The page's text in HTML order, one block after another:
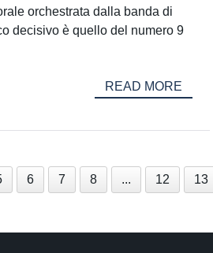
orchestrata dalla banda di
decisivo è quello del numero 9
READ MORE
6 7 8 ... 12 13